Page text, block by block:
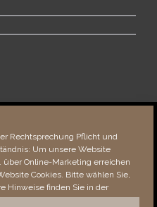
Rechtsprechung Pflicht und
Um unsere Website
Online-Marketing erreichen
Cookies. Bitte wählen Sie,
Hinweise finden Sie in der